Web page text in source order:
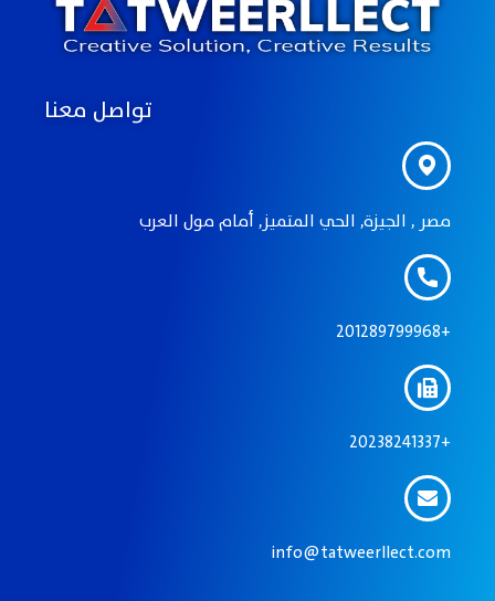
تواصل معنا
مصر , الجيزة, الحي المتميز, أمام مول العرب
201289799968+
20238241337+
info@tatweerllect.com